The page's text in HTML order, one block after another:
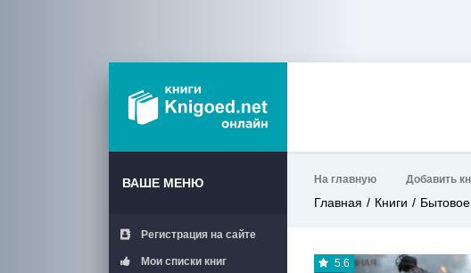
ВАШЕ МЕНЮ
Регистрация на сайте
Мои списки книг
На главную Добавить
Главная Книги
5.6